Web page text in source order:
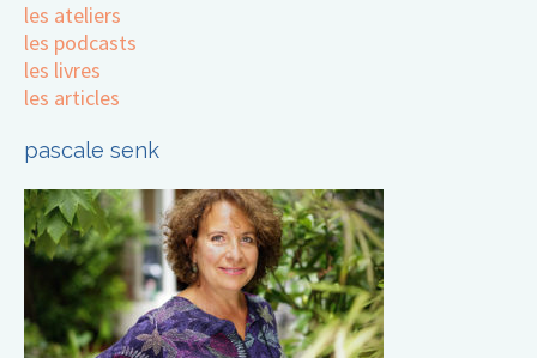
les ateliers
les podcasts
les livres
les articles
pascale senk